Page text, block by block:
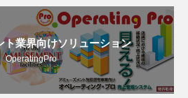
ト業界向けソリューション
OperatingPro